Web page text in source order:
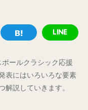
ールクラシック応援
表にはいろいろな要素
説していきます。